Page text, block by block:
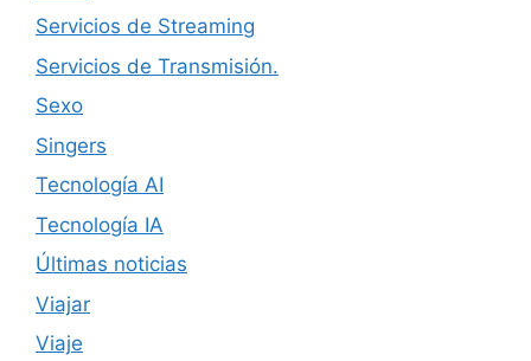
Servicios de Streaming
Servicios de Transmisión.
Sexo
Singers
Tecnología AI
Tecnología IA
Últimas noticias
Viajar
Viaje